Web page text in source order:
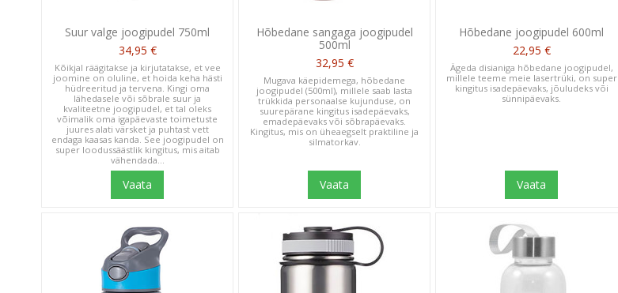
Suur valge joogipudel 750ml
34,95 €
Kõikjal räägitakse ja kirjutatakse, et vee
joomine on oluline, et hoida keha hästi
hüdreeritud ja tervena. Kingi oma
lähedasele või sõbrale suur ja
kvaliteetne joogipudel, et tal oleks
võimalik oma igapäevaste toimetuste
juures alati värsket ja puhtast vett
endaga kaasas kanda. See joogipudel on
super loodussäästlik kingitus, mis aitab
vähendada...
Vaata
Hõbedane sangaga joogipudel
500ml
32,95 €
Mugava käepidemega, hõbedane
joogipudel (500ml), millele saab lasta
trükkida personaalse kujunduse, on
suurepärane kingitus isadepäevaks,
emadepäevaks või sõbrapäevaks.
Kingitus, mis on üheaegselt praktiline ja
silmatorkav.
Vaata
Hõbedane joogipudel 600ml
22,95 €
Ägeda disianiga hõbedane joogipudel,
millele teeme meie lasertrüki, on super
kingitus isadepäevaks, jõuludeks või
sünnipäevaks.
Vaata